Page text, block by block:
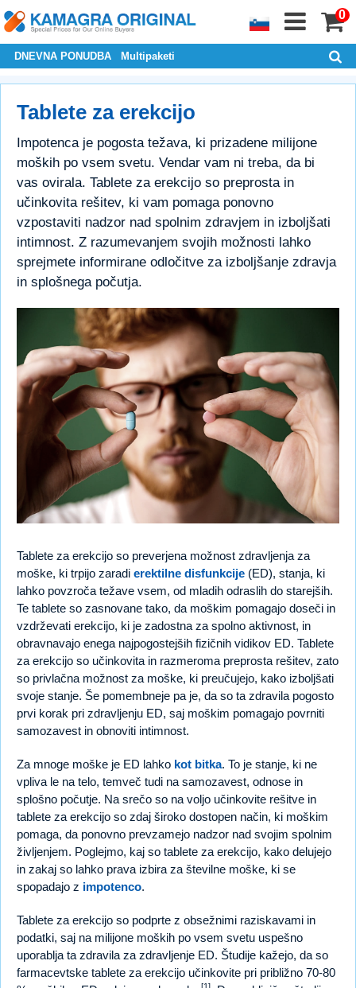
0
DNEVNA PONUDBA Multipaketi
Tablete za erekcijo
Impotenca je pogosta težava, ki prizadene milijone
moških po vsem svetu. Vendar vam ni treba, da bi
vas ovirala. Tablete za erekcijo so preprosta in
učinkovita rešitev, ki vam pomaga ponovno
vzpostaviti nadzor nad spolnim zdravjem in izboljšati
intimnost. Z razumevanjem svojih možnosti lahko
sprejmete informirane odločitve za izboljšanje zdravja
in splošnega počutja.
Tablete za erekcijo so preverjena možnost zdravljenja za
moške, ki trpijo zaradi erektilne disfunkcije (ED), stanja, ki
lahko povzroča težave vsem, od mladih odraslih do starejših.
Te tablete so zasnovane tako, da moškim pomagajo doseči in
vzdrževati erekcijo, ki je zadostna za spolno aktivnost, in
obravnavajo enega najpogostejših fizičnih vidikov ED. Tablete
za erekcijo so učinkovita in razmeroma preprosta rešitev, zato
so privlačna možnost za moške, ki preučujejo, kako izboljšati
svoje stanje. Še pomembneje pa je, da so ta zdravila pogosto
prvi korak pri zdravljenju ED, saj moškim pomagajo povrniti
samozavest in obnoviti intimnost.
Za mnoge moške je ED lahko kot bitka. To je stanje, ki ne
vpliva le na telo, temveč tudi na samozavest, odnose in
splošno počutje. Na srečo so na voljo učinkovite rešitve in
tablete za erekcijo so zdaj široko dostopen način, ki moškim
pomaga, da ponovno prevzamejo nadzor nad svojim spolnim
življenjem. Poglejmo, kaj so tablete za erekcijo, kako delujejo
in zakaj so lahko prava izbira za številne moške, ki se
spopadajo z impotenco.
Tablete za erekcijo so podprte z obsežnimi raziskavami in
podatki, saj na milijone moških po vsem svetu uspešno
uporablja ta zdravila za zdravljenje ED. Študije kažejo, da so
farmacevtske tablete za erekcijo učinkovite pri približno 70-80